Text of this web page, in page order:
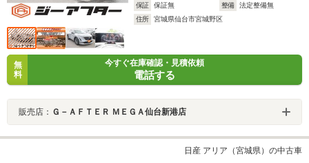
保証
保証無 整備
法定整備無
住所
宮城県仙台市宮城野区
無
料
今すぐ在庫確認・見積依頼
電話する
販売店： Ｇ－ＡＦＴＥＲ ＭＥＧＡ仙台新港店
日産 アリア（宮城県）の中古車